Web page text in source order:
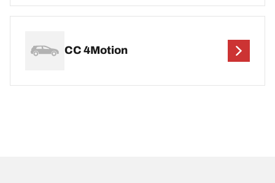
CC 4Motion